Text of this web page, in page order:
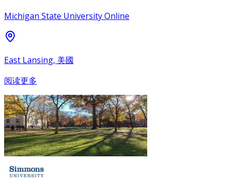
Michigan State University Online
East Lansing, 美國
阅读更多